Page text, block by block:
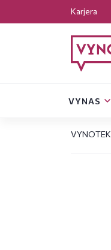
Karjera
VYNAS